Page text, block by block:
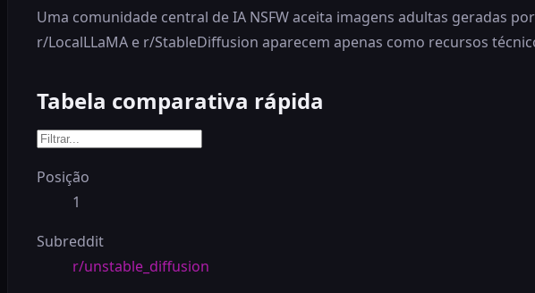
Uma comunidade central de IA NSFW aceita imagens adultas geradas
r/LocalLLaMA e r/StableDiffusion aparecem apenas como recursos
Tabela comparativa rápida
Posição
1
Subreddit
r/unstable_diffusion